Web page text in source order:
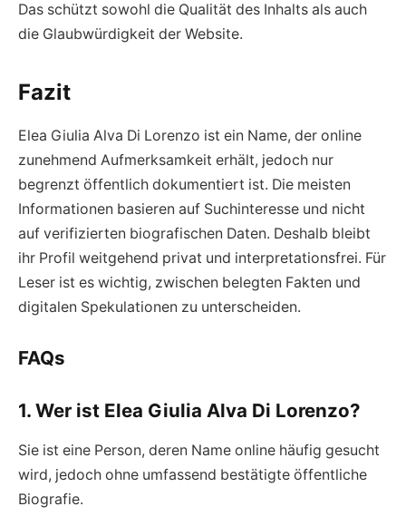
Das schützt sowohl die Qualität des Inhalts als auch
die Glaubwürdigkeit der Website.
Fazit
Elea Giulia Alva Di Lorenzo ist ein Name, der online
zunehmend Aufmerksamkeit erhält, jedoch nur
begrenzt öffentlich dokumentiert ist. Die meisten
Informationen basieren auf Suchinteresse und nicht
auf verifizierten biografischen Daten. Deshalb bleibt
ihr Profil weitgehend privat und interpretationsfrei. Für
Leser ist es wichtig, zwischen belegten Fakten und
digitalen Spekulationen zu unterscheiden.
FAQs
1. Wer ist Elea Giulia Alva Di Lorenzo?
Sie ist eine Person, deren Name online häufig gesucht
wird, jedoch ohne umfassend bestätigte öffentliche
Biografie.